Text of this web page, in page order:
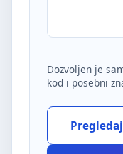
Dozvoljen je
kod i posebni